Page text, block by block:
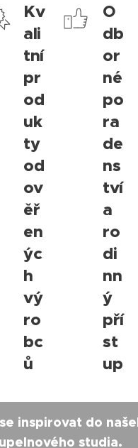
Kv
ali
tní
pr
od
uk
ty
od
ov
ěř
en
ýc
h
vý
ro
bc
ů
O
db
or
né
po
ra
de
ns
tví
a
ro
di
nn
ý
pří
st
up
inspirovat do
studia.